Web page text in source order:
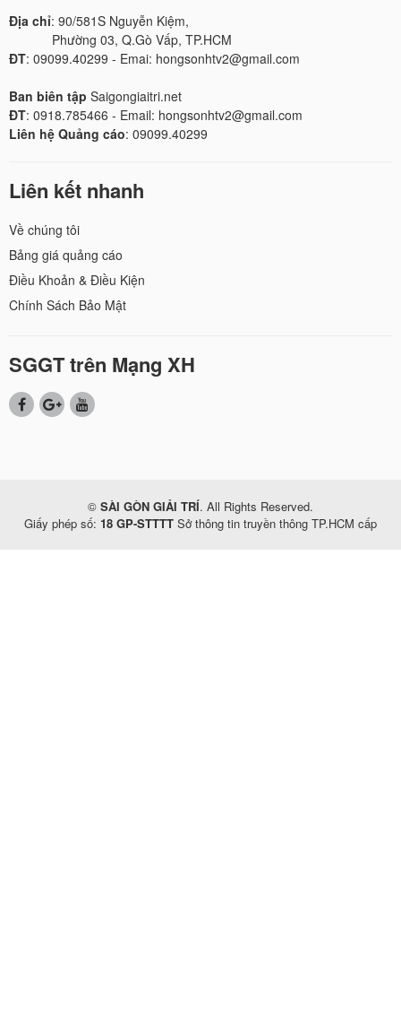
Địa chỉ: 90/581S Nguyễn Kiệm,
Phường 03, Q.Gò Vấp, TP.HCM
ĐT: 09099.40299 - Emai: hongsonhtv2@gmail.com
Ban biên tập Saigongiaitri.net
ĐT: 0918.785466 - Email: hongsonhtv2@gmail.com
Liên hệ Quảng cáo: 09099.40299
Liên kết nhanh
Về chúng tôi
Bảng giá quảng cáo
Điều Khoản & Điều Kiện
Chính Sách Bảo Mật
SGGT trên Mạng XH
© SÀI GÒN GIẢI TRÍ. All Rights Reserved.
Giấy phép số: 18 GP-STTTT Sở thông tin truyền thông TP.HCM cấp